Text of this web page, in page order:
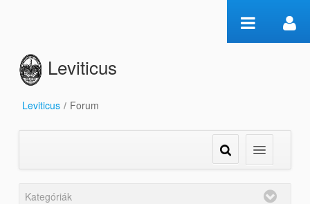
Leviticus
Forum
Leviticus / Forum
Kategóriák